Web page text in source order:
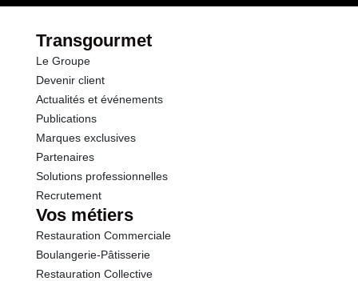
Sel
Transgourmet
Le Groupe
Devenir client
Actualités et événements
Publications
Marques exclusives
Partenaires
Solutions professionnelles
Recrutement
Vos métiers
Restauration Commerciale
Boulangerie-Pâtisserie
Restauration Collective